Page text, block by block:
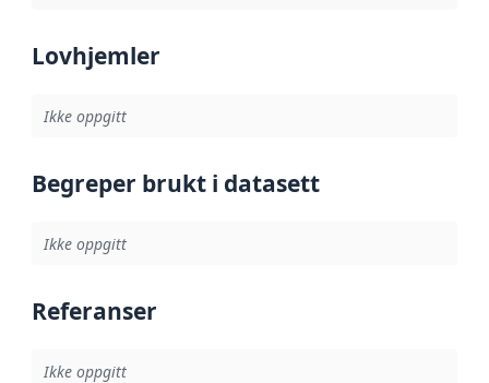
Lovhjemler
Ikke oppgitt
Begreper brukt i datasett
Ikke oppgitt
Referanser
Ikke oppgitt